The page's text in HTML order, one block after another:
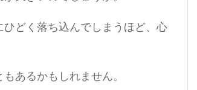
どく落ち込んでしまうほど、心
あるかもしれません。